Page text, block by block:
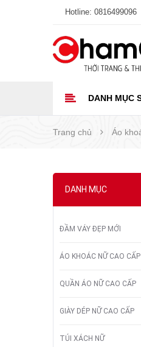
Hotline: 0816499096
DANH MỤC
Trang chủ Áo
DANH MỤC
ĐẦM VÁY ĐẸP MỚI
ÁO KHOÁC NỮ CAO CẤP
QUẦN ÁO NỮ CAO CẤP
GIÀY DÉP NỮ CAO CẤP
TÚI XÁCH NỮ